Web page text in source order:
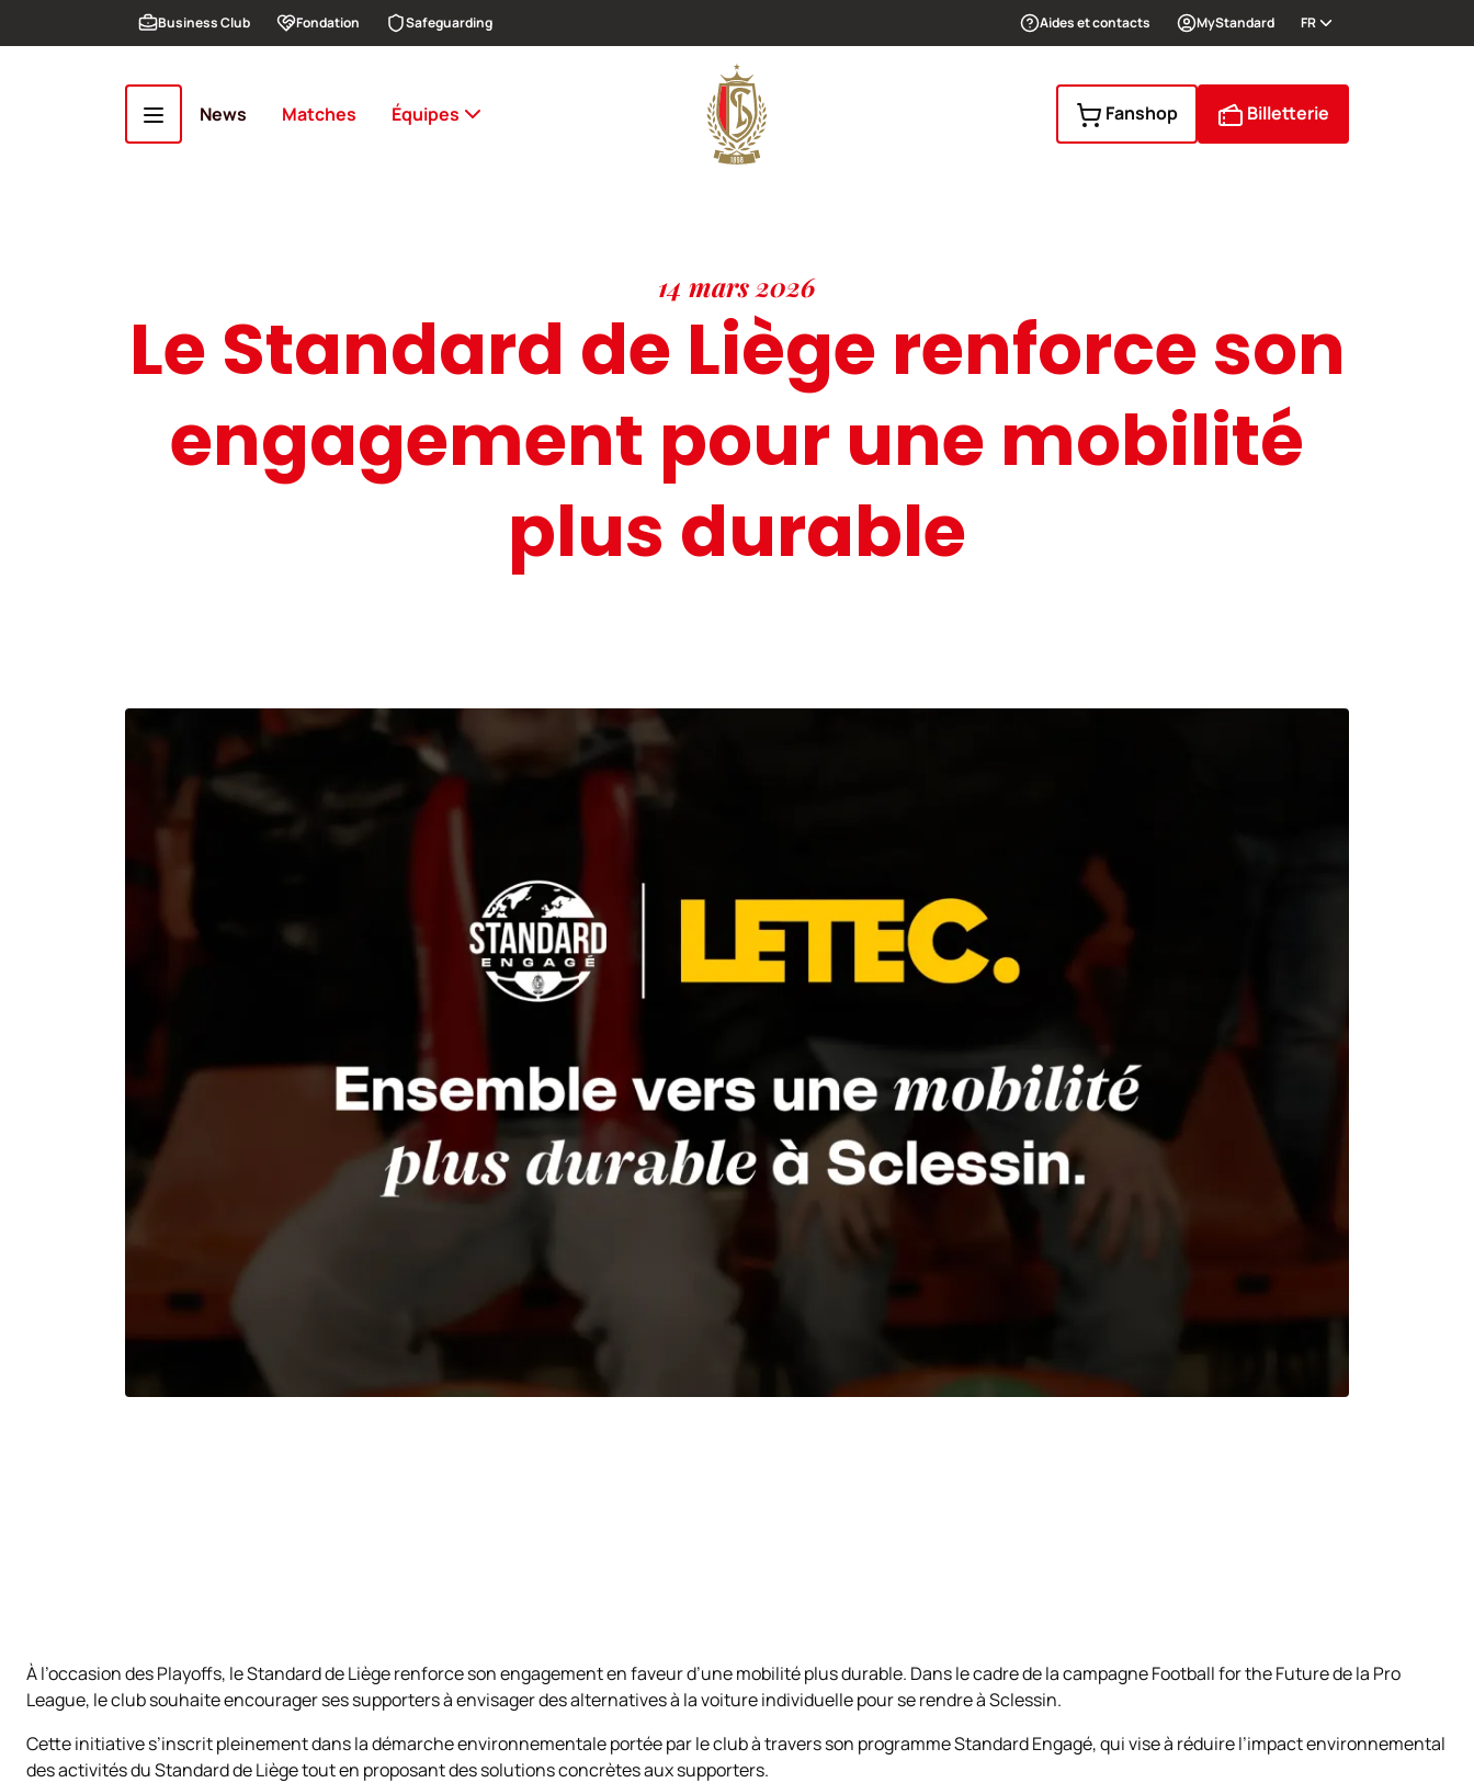
Aller au contenu principalBusiness Club Fondation Safeguarding Aides et contacts MyStandard FR
News Matches Équipes Fanshop Billetterie
14 mars 2026
Le Standard de Liège renforce son
engagement pour une mobilité
plus durable
À l’occasion des Playoffs, le Standard de Liège renforce son engagement en faveur d’une mobilité plus durable. Dans le cadre de la campagne Football for the Future de la Pro
League, le club souhaite encourager ses supporters à envisager des alternatives à la voiture individuelle pour se rendre à Sclessin.
Cette initiative s’inscrit pleinement dans la démarche environnementale portée par le club à travers son programme Standard Engagé, qui vise à réduire l’impact environnemental
des activités du Standard de Liège tout en proposant des solutions concrètes aux supporters.